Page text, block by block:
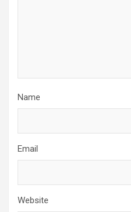
Name
Email
Website